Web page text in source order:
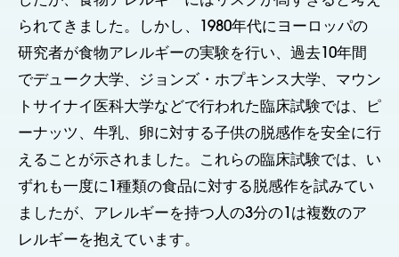
られてきました。しかし、1980年代にヨーロッパの
研究者が食物アレルギーの実験を行い、過去10年間
でデューク大学、ジョンズ・ホプキンス大学、マウン
トサイナイ医科大学などで行われた臨床試験では、ピ
ーナッツ、牛乳、卵に対する子供の脱感作を安全に行
えることが示されました。これらの臨床試験では、い
ずれも一度に1種類の食品に対する脱感作を試みてい
ましたが、アレルギーを持つ人の3分の1は複数のア
レルギーを抱えています。